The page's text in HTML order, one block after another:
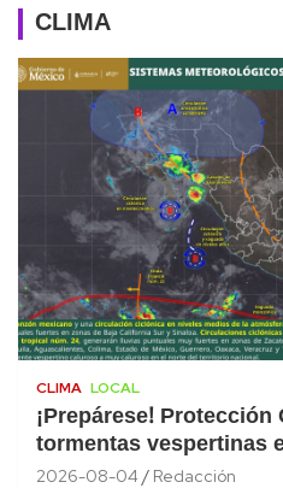
CLIMA
CLIMA LOCAL
¡Prepárese!
tormentas vespertinas
2026-08-04 Redacción